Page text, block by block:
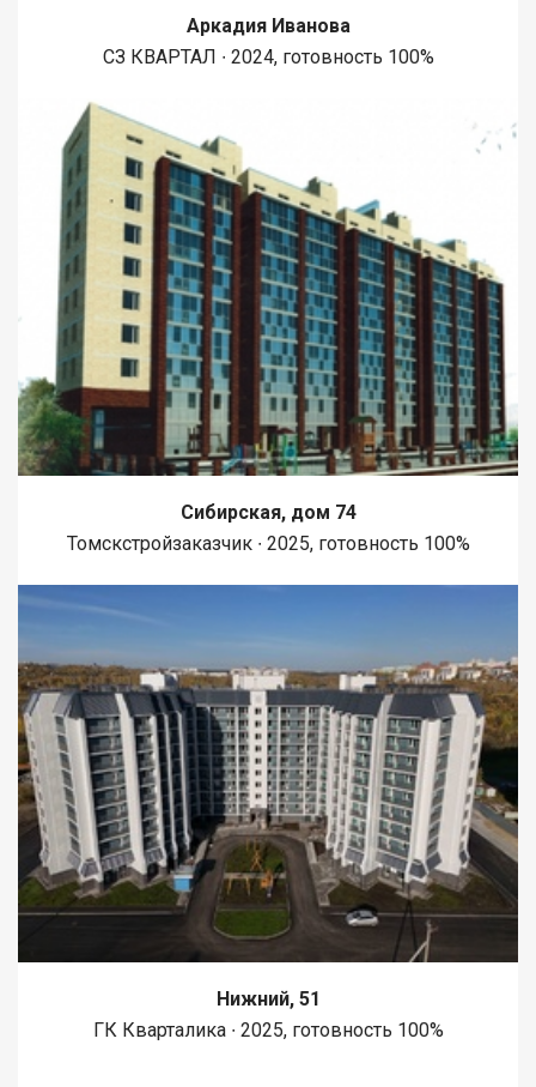
Аркадия Иванова
СЗ КВАРТАЛ ∙ 2024, готовность 100%
Сибирская, дом 74
Томскстройзаказчик ∙ 2025, готовность 100%
Нижний, 51
ГК Кварталика ∙ 2025, готовность 100%